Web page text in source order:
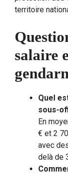
territoire
salaire
Quel
sous-
En
€ et 2
avec
delà de